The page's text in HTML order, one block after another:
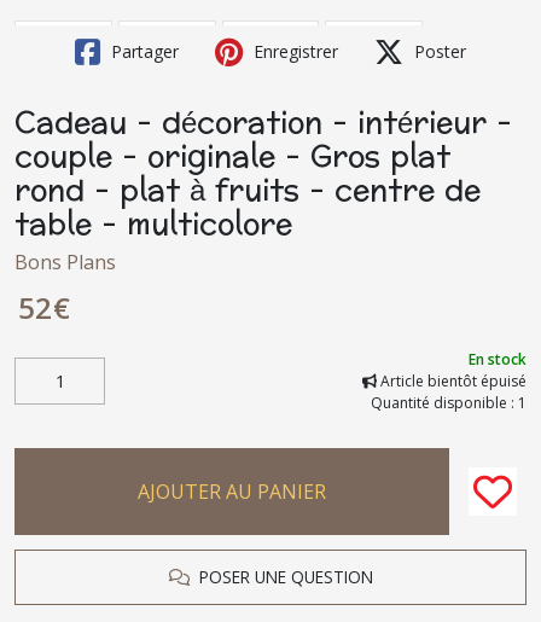
Partager Enregistrer Poster
Cadeau - décoration - intérieur -
couple - originale - Gros plat
rond - plat à fruits - centre de
table - multicolore
Bons Plans
52€
En stock
Article bientôt épuisé
Quantité disponible : 1
AJOUTER AU PANIER
POSER UNE QUESTION